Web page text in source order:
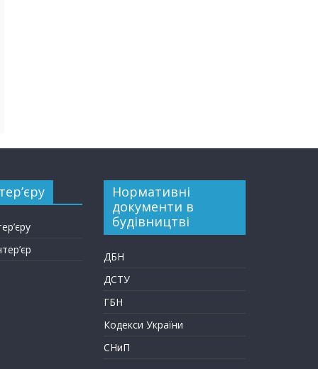
Нормативні
документи в
будівництві
ДБН
ДСТУ
ГБН
Кодекси України
СНиП